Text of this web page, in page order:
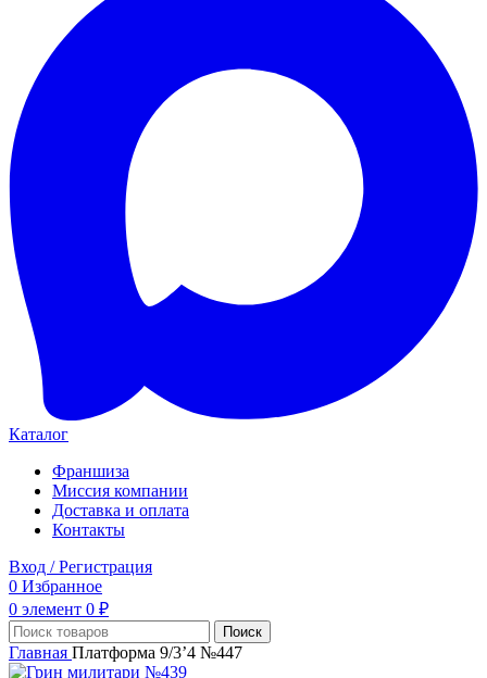
Каталог
Франшиза
Миссия компании
Доставка и оплата
Контакты
Вход / Регистрация
0 Избранное
0 элемент 0 ₽
Поиск
Главная Платформа 9/3’4 №447